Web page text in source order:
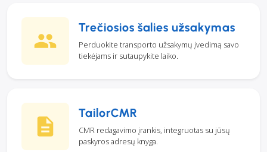
Trečiosios šalies užsakymas
Perduokite transporto užsakymų įvedimą savo
tiekėjams ir sutaupykite laiko.
TailorCMR
CMR redagavimo įrankis, integruotas su jūsų
paskyros adresų knyga.